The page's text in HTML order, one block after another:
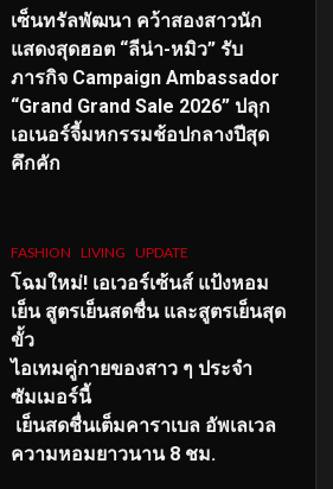
เซ็นทรัลพัฒนา คว้าสองสาวนัก
แสดงสุดฮอต “ลีน่า-หมิว” รับ
ภารกิจ Campaign Ambassador
“Grand Grand Sale 2026” ปลุก
เอเนอร์จี้มหกรรมช้อปกลางปีสุด
คึกคัก
FASHION LIVING UPDATE
โฉมใหม่! เอเวอร์เซ้นส์ แป้งหอม
เย็น สูตรเย็นสดชื่น และสูตรเย็นสุด
ขั้ว
ไอเทมคู่กายของสาว ๆ ประจำ
ซัมเมอร์นี้
เย็นสดชื่นเต็มคาราเบล อัพเลเวล
ความหอมยาวนาน 8 ชม.